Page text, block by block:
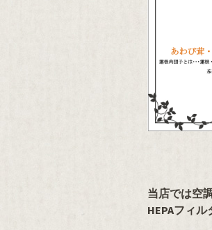
当店では空
HEPAフィ